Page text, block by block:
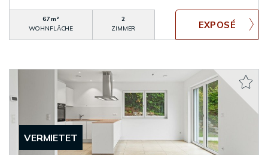
67 m²
WOHNFLÄCHE
2
ZIMMER
VERMIETET